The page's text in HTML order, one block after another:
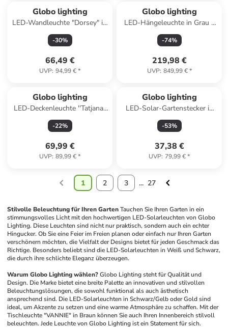
Globo lighting
LED-Wandleuchte "Dorsey" in
Silber/ Gold - (B)20,3 x
(H)31,5 cm
-30%
66,49 €
UVP: 94,99 €*
Globo lighting
LED-Hängeleuchte in Grau -
(L)99 x (B)20 x (H)150 cm
-74%
219,98 €
UVP: 849,99 €*
Globo lighting
LED-Deckenleuchte ''Tatjana''
- EEK E (EEK A bis G) - (B)80
x (H)5,6 x (T)22 cm
-22%
69,99 €
UVP: 89,99 €*
Globo lighting
LED-Solar-Gartenstecker in
Silber/ Gold - (H)37 x Ø 27
cm
-53%
37,38 €
UVP: 79,99 €*
1 2 3 ... 27
Stilvolle Beleuchtung für Ihren Garten Tauchen Sie Ihren Garten in ein
stimmungsvolles Licht mit den hochwertigen LED-Solarleuchten von Globo
Lighting. Diese Leuchten sind nicht nur praktisch, sondern auch ein echter
Hingucker. Ob Sie eine Feier im Freien planen oder einfach nur Ihren Garten
verschönern möchten, die Vielfalt der Designs bietet für jeden Geschmack das
Richtige. Besonders beliebt sind die LED-Solarleuchten in Weiß und Schwarz,
die durch ihre schlichte Eleganz überzeugen.
Warum Globo Lighting wählen? Globo Lighting steht für Qualität und
Design. Die Marke bietet eine breite Palette an innovativen und stilvollen
Beleuchtungslösungen, die sowohl funktional als auch ästhetisch
ansprechend sind. Die LED-Solarleuchten in Schwarz/Gelb oder Gold sind
ideal, um Akzente zu setzen und eine warme Atmosphäre zu schaffen. Mit der
Tischleuchte "VANNIE" in Braun können Sie auch Ihren Innenbereich stilvoll
beleuchten. Jede Leuchte von Globo Lighting ist ein Statement für sich.